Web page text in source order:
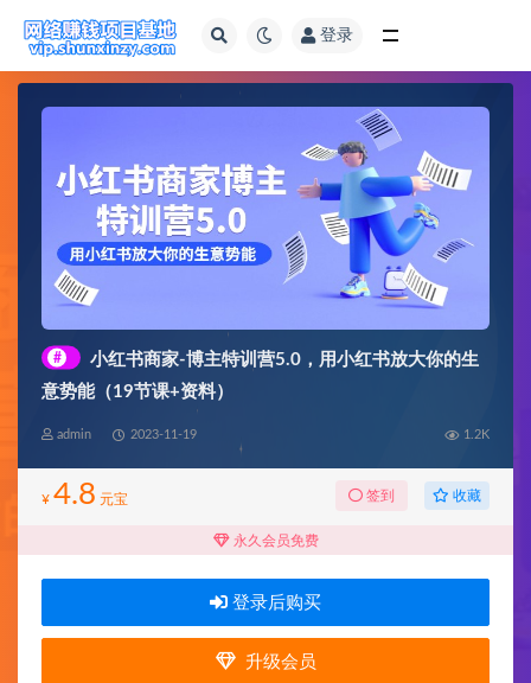
登录
#
小红书商家-博主特训营5.0，用小红书放大你的生
意势能（19节课+资料）
admin 2023-11-19 1.2K
¥ 4.8 元宝 签到 收藏
永久会员免费
登录后购买
升级会员